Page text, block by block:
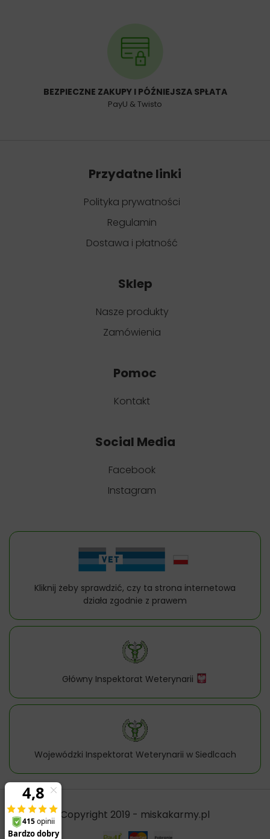
BEZPIECZNE ZAKUPY I PÓŹNIEJSZA SPŁATA
PayU & Twisto
Przydatne linki
Polityka prywatności
Regulamin
Dostawa i płatność
Sklep
Nasze produkty
Zamówienia
Pomoc
Kontakt
Social Media
Facebook
Instagram
Kliknij żeby sprawdzić, czy ta strona internetowa
działa zgodnie z prawem
Główny Inspektorat Weterynarii
Wojewódzki Inspektorat Weterynarii w Siedlcach
Copyright 2019 - miskakarmy.pl